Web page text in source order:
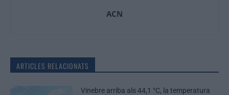
ACN
ARTICLES RELACIONATS
Vinebre arriba als 44,1 °C, la temperatura